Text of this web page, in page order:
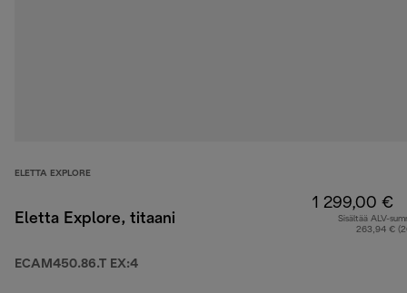
ELETTA EXPLORE
Eletta Explore, titaani
ECAM450.86.T EX:4
1 299,00 €
Sisältää ALV-
263,94 €